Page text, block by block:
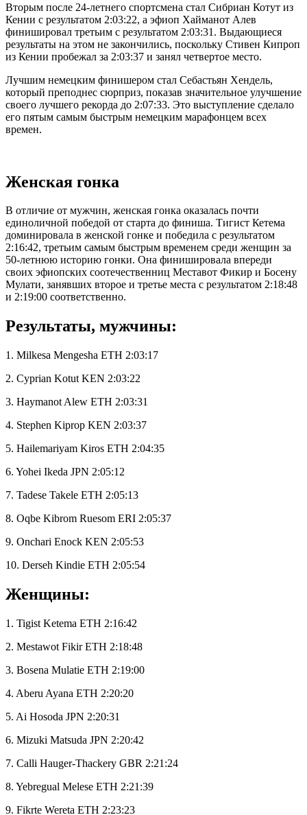
Вторым после 24-летнего спортсмена стал Сибриан Котут из
Кении с результатом 2:03:22, а эфиоп Хайманот Алев
финишировал третьим с результатом 2:03:31. Выдающиеся
результаты на этом не закончились, поскольку Стивен Кипроп
из Кении пробежал за 2:03:37 и занял четвертое место.
Лучшим немецким финишером стал Себастьян Хендель,
который преподнес сюрприз, показав значительное улучшение
своего лучшего рекорда до 2:07:33. Это выступление сделало
его пятым самым быстрым немецким марафонцем всех
времен.
Женская гонка
В отличие от мужчин, женская гонка оказалась почти
единоличной победой от старта до финиша. Тигист Кетема
доминировала в женской гонке и победила с результатом
2:16:42, третьим самым быстрым временем среди женщин за
50-летнюю историю гонки. Она финишировала впереди
своих эфиопских соотечественниц Меставот Фикир и Босену
Мулати, занявших второе и третье места с результатом 2:18:48
и 2:19:00 соответственно.
Результаты, мужчины:
1. Milkesa Mengesha ETH 2:03:17
2. Cyprian Kotut KEN 2:03:22
3. Haymanot Alew ETH 2:03:31
4. Stephen Kiprop KEN 2:03:37
5. Hailemariyam Kiros ETH 2:04:35
6. Yohei Ikeda JPN 2:05:12
7. Tadese Takele ETH 2:05:13
8. Oqbe Kibrom Ruesom ERI 2:05:37
9. Onchari Enock KEN 2:05:53
10. Derseh Kindie ETH 2:05:54
Женщины:
1. Tigist Ketema ETH 2:16:42
2. Mestawot Fikir ETH 2:18:48
3. Bosena Mulatie ETH 2:19:00
4. Aberu Ayana ETH 2:20:20
5. Ai Hosoda JPN 2:20:31
6. Mizuki Matsuda JPN 2:20:42
7. Calli Hauger-Thackery GBR 2:21:24
8. Yebregual Melese ETH 2:21:39
9. Fikrte Wereta ETH 2:23:23